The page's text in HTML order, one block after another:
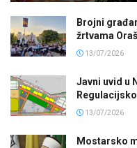
Brojni
žrtvama
13/07/2026
Javni uvid u
13/07/2026
Mostarsko